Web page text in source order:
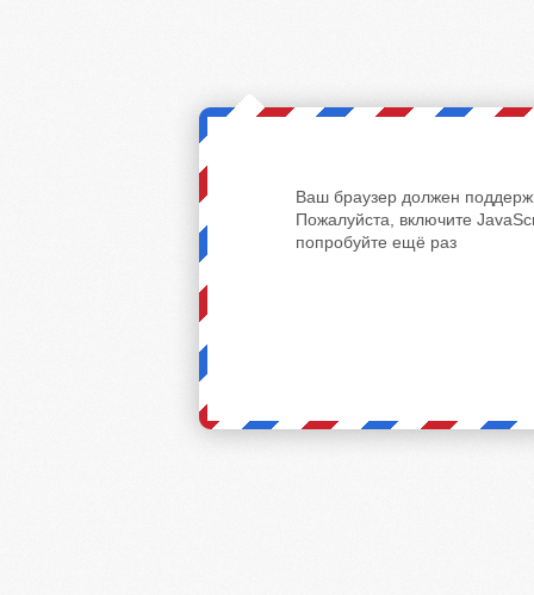
Ваш браузер должен
Пожалуйста, включите
попробуйте ещё раз